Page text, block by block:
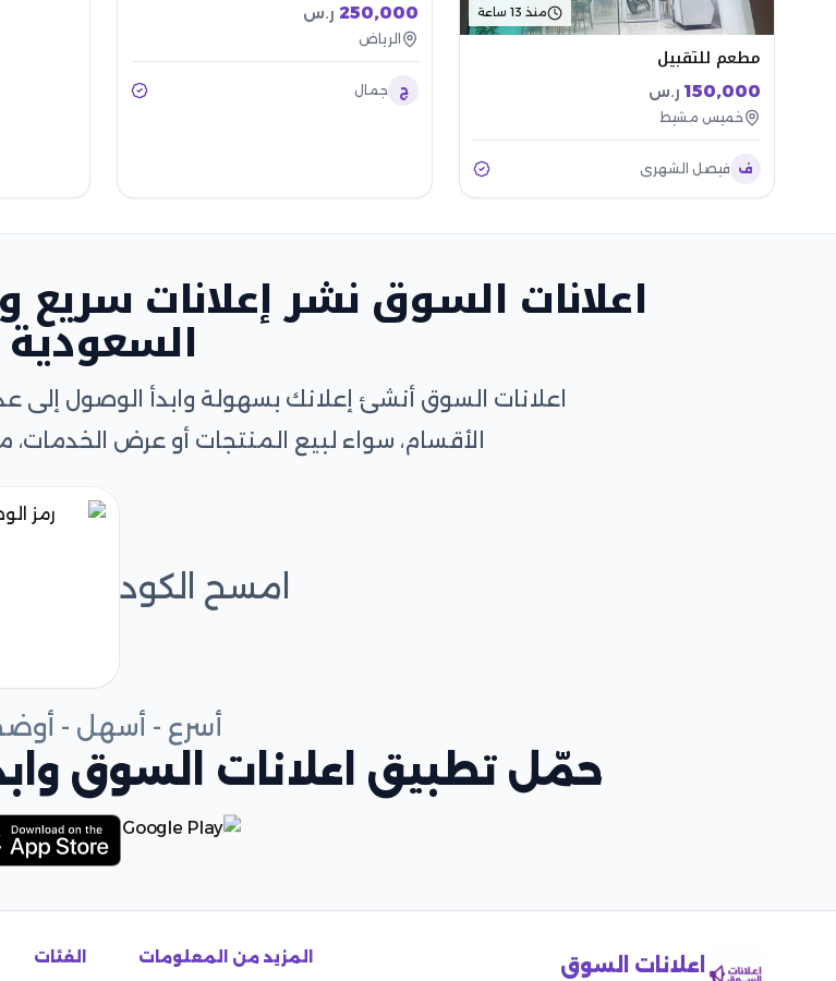
منذ 13 ساعة
مطعم للتقبيل
150,000 ر.س
خميس مشيط
ف فيصل الشهري
250,000 ر.س
الرياض
ج جمال
اعلانات السوق نشر إعلانات سريع
السعودية
اعلانات السوق أنشئ إعلانك بسهولة وابدأ الوصول
الأقسام، سواء لبيع المنتجات أو عرض الخدمات،
امسح الكود
أسرع - أسهل -
حمّل تطبيق اعلانات السوق
اعلانات السوق
المزيد من المعلومات
الفئات